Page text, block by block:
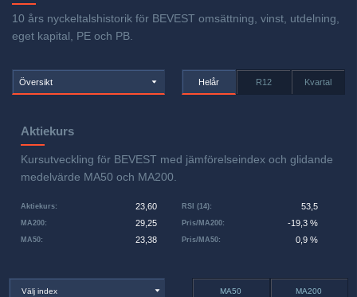
10 års nyckeltalshistorik för BEVEST omsättning, vinst, utdelning,
eget kapital, PE och PB.
Översikt Helår R12 Kvartal
Aktiekurs
Kursutveckling för BEVEST med jämförelseindex och glidande
medelvärde MA50 och MA200.
Aktiekurs: 23,60
MA50: 23,38
MA200: 29,25 Pris/MA200: -19,3 %
RSI (14): 53,5
Pris/MA50: 0,9 %
Välj index MA50 MA200